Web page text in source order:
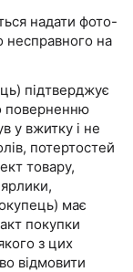
надати фото-
несправного на
підтверджує
поверненню
у вжитку і не
потертостей
товару,
має
покупки
з цих
відмовити